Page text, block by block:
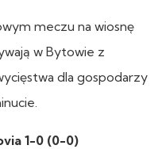
meczu na wiosnę
w Bytowie z
dla gospodarzy
1-0 (0-0)